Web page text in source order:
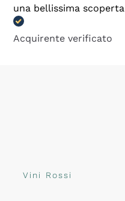
una bellissima scoperta
Acquirente verificato
Vini Rossi